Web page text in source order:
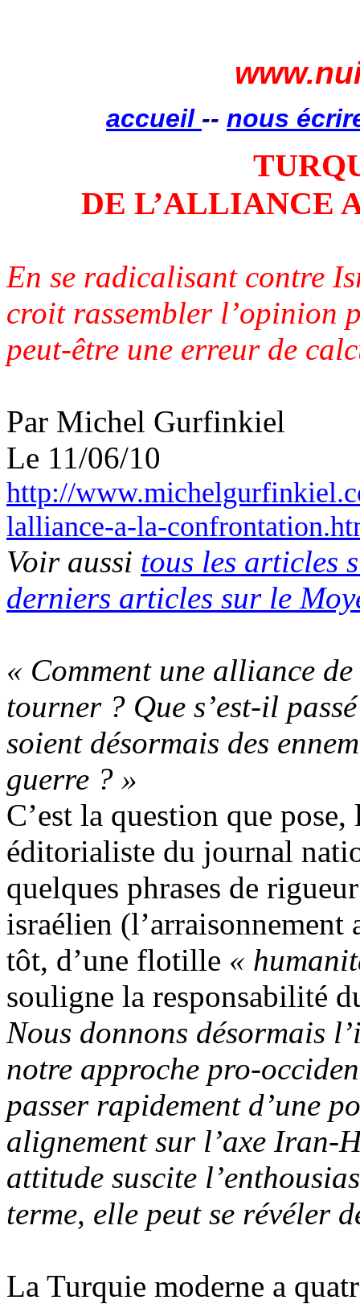
accueil -- nous
DE L’ALLIANCE
En se radicalisant contre
croit rassembler l’opinion
peut-être une erreur de
Par Michel Gurfinkiel
Le 11/06/10
http://
lalliance-a-la-
Voir aussi tous les articles
derniers articles sur le
« Comment une alliance
tourner ? Que s’est-il
soient désormais des
guerre ? »
C’est la question que
éditorialiste du journal
quelques phrases de
israélien (l’arraisonnement
tôt, d’une flotille «
souligne la responsabilité
Nous donnons désormais
notre approche pro-
passer rapidement d’une
alignement sur l’axe Iran-
attitude suscite
terme, elle peut se révéler
La Turquie moderne a